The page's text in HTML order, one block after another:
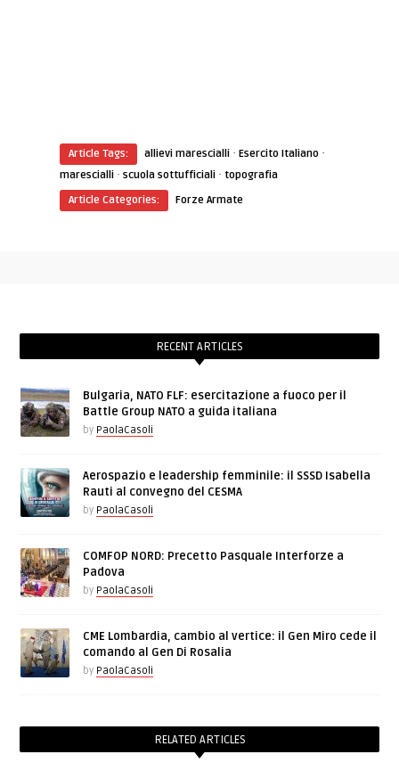
Article Tags: allievi marescialli ·Esercito Italiano ·
marescialli ·scuola sottufficiali · topografia
Article Categories:
Forze Armate
RECENT ARTICLES
Bulgaria, NATO FLF: esercitazione a fuoco per il
Battle Group NATO a guida italiana
by PaolaCasoli
Aerospazio e leadership femminile: il SSSD Isabella
Rauti al convegno del CESMA
by PaolaCasoli
COMFOP NORD: Precetto Pasquale Interforze a
Padova
by PaolaCasoli
CME Lombardia, cambio al vertice: il Gen Miro cede il
comando al Gen Di Rosalia
by PaolaCasoli
RELATED ARTICLES